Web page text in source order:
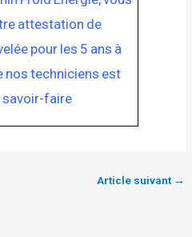
attestation de
pour les 5 ans à
nos techniciens est
savoir-faire
Article suivant →